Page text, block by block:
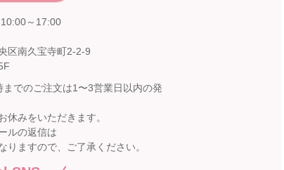
～17:00
区南久宝寺町2-2-9
でのご注文は1〜3営業日以内の発
休みをいただきます。
ルの返信は
りますので、ご了承ください。